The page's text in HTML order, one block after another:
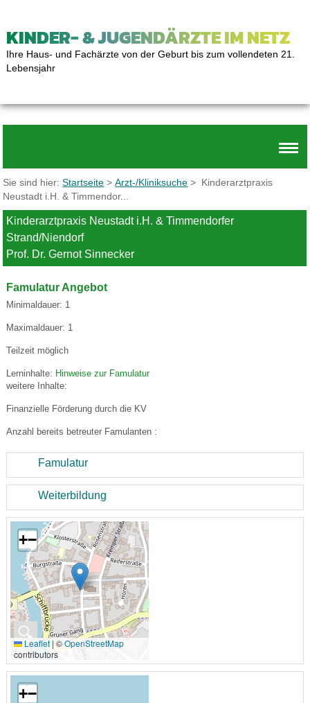
KINDER- & JUGENDÄRZTE IM NETZ
Ihre Haus- und Fachärzte von der Geburt bis zum vollendeten 21.
Lebensjahr
Sie sind hier:Startseite >Arzt-/Kliniksuche > Kinderarztpraxis
Neustadt i.H. & Timmendor...
Kinderarztpraxis Neustadt i.H. & Timmendorfer
Strand/Niendorf
Prof. Dr. Gernot Sinnecker
Famulatur Angebot
Minimaldauer: 1
Maximaldauer: 1
Teilzeit möglich
Lerninhalte: Hinweise zur Famulatur
weitere Inhalte:
Finanzielle Förderung durch die KV
Anzahl bereits betreuter Famulanten :
Famulatur
Weiterbildung
🔍
+−
Leaflet|©OpenStreetMap
contributors
+−